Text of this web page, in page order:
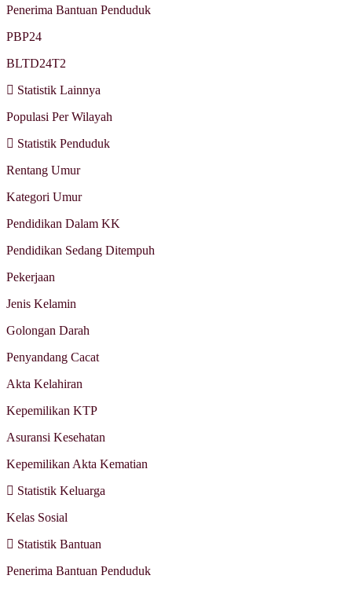
Penerima Bantuan Penduduk
PBP24
BLTD24T2
Statistik Lainnya
Populasi Per Wilayah
Statistik Penduduk
Rentang Umur
Kategori Umur
Pendidikan Dalam KK
Pendidikan Sedang Ditempuh
Pekerjaan
Jenis Kelamin
Golongan Darah
Penyandang Cacat
Akta Kelahiran
Kepemilikan KTP
Asuransi Kesehatan
Kepemilikan Akta Kematian
Statistik Keluarga
Kelas Sosial
Statistik Bantuan
Penerima Bantuan Penduduk